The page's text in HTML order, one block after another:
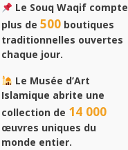
Le Souq Waqif compte
plus de 500 boutiques
traditionnelles ouvertes
chaque jour.
Le Musée d’Art
Islamique abrite une
collection de 14 000
œuvres uniques du
monde entier.